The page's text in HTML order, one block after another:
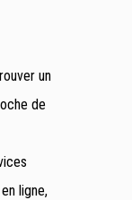
un
de
ligne,